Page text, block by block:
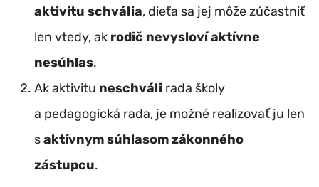
aktivitu schvália, dieťa sa jej môže zúčastniť
len vtedy, ak rodič nevysloví aktívne
nesúhlas.
Ak aktivitu neschváli rada školy
a pedagogická rada, je možné realizovať ju len
saktívnym súhlasom zákonného
zástupcu.